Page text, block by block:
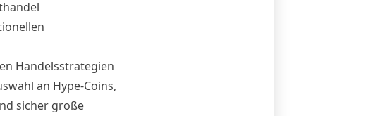
Handelsstrategien
an Hype-Coins,
sicher große